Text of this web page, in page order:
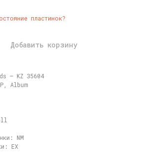
пластинок?
Добавить корзину
– KZ 35604
Album
NM
EX